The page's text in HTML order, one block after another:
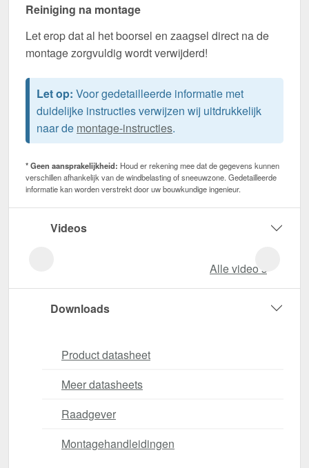
Reiniging na montage
Let erop dat al het boorsel en zaagsel direct na de
montage zorgvuldig wordt verwijderd!
Let op: Voor gedetailleerde informatie met
duidelijke instructies verwijzen wij uitdrukkelijk
naar de montage-instructies.
* Geen aansprakelijkheid: Houd er rekening mee dat de gegevens kunnen
verschillen afhankelijk van de windbelasting of sneeuwzone. Gedetailleerde
informatie kan worden verstrekt door uw bouwkundige ingenieur.
Videos
Alle video‘s
Downloads
Product datasheet
Meer datasheets
Raadgever
Montagehandleidingen